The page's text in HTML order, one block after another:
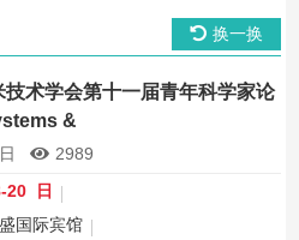
换一换
技术学会第十一届青年科学家论
&
青年科学家研讨会
2989
20 日
国际宾馆